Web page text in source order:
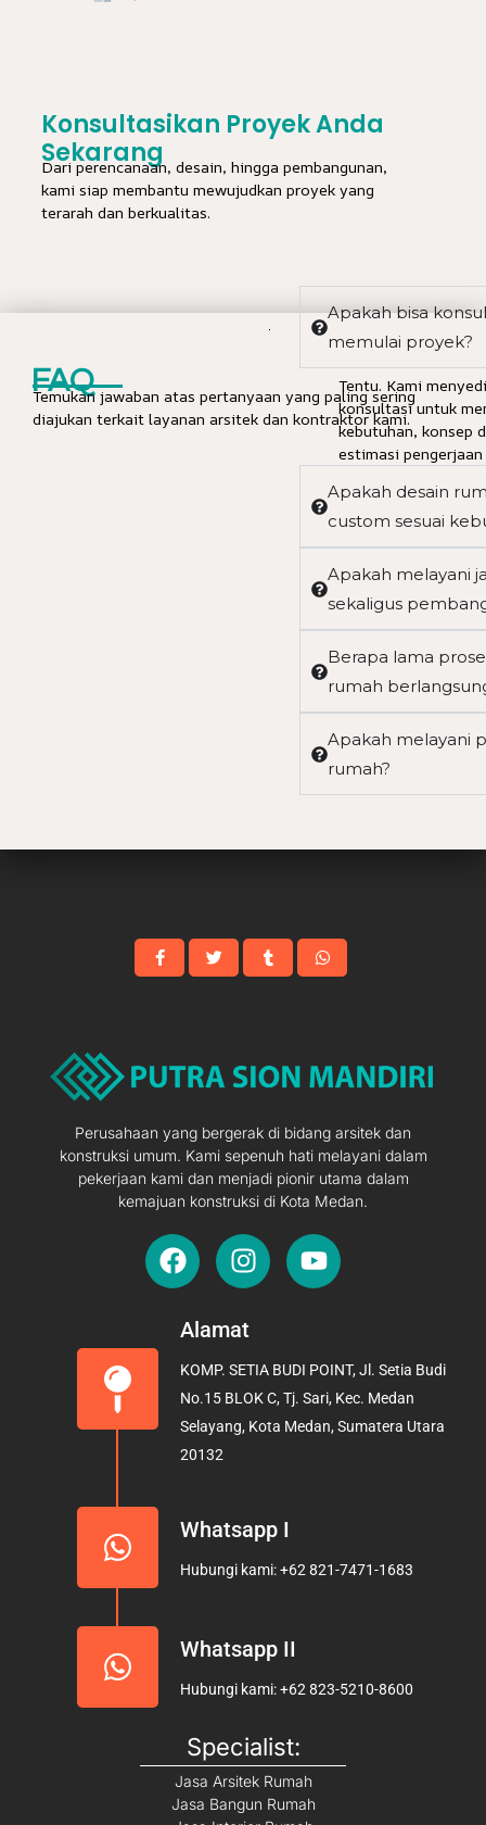
Konsultasikan Proyek Anda
Sekarang
Dari perencanaan, desain, hingga pembangunan,
kami siap membantu mewujudkan proyek yang
terarah dan berkualitas.
FAQ
Temukan jawaban atas pertanyaan yang paling sering
diajukan terkait layanan arsitek dan kontraktor kami.
Apakah bisa
memulai proyek?
Tentu. Kami
konsultasi untuk
kebutuhan, konsep
estimasi
Apakah desain
custom sesuai
Apakah melayani
sekaligus
Berapa lama
rumah
Apakah melayani
rumah?
Perusahaan yang bergerak di bidang arsitek dan
konstruksi umum. Kami sepenuh hati melayani dalam
pekerjaan kami dan menjadi pionir utama dalam
kemajuan konstruksi di Kota Medan.
F
a
e
o
o
k
I
n
t
g
r
a
Y
o
b
e
Alamat
KOMP. SETIA BUDI POINT, Jl. Setia Budi
No.15 BLOK C, Tj. Sari, Kec. Medan
Selayang, Kota Medan, Sumatera Utara
20132
Whatsapp I
Hubungi kami: +62 821-7471-1683
Whatsapp II
Hubungi kami: +62 823-5210-8600
Specialist:
Jasa Arsitek Rumah
Jasa Bangun Rumah